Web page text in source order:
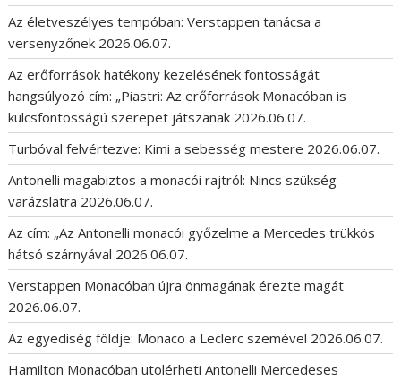
Az életveszélyes tempóban: Verstappen tanácsa a
versenyzőnek 2026.06.07.
Az erőforrások hatékony kezelésének fontosságát
hangsúlyozó cím: „Piastri: Az erőforrások Monacóban is
kulcsfontosságú szerepet játszanak 2026.06.07.
Turbóval felvértezve: Kimi a sebesség mestere 2026.06.07.
Antonelli magabiztos a monacói rajtról: Nincs szükség
varázslatra 2026.06.07.
Az cím: „Az Antonelli monacói győzelme a Mercedes trükkös
hátsó szárnyával 2026.06.07.
Verstappen Monacóban újra önmagának érezte magát
2026.06.07.
Az egyediség földje: Monaco a Leclerc szemével 2026.06.07.
Hamilton Monacóban utolérheti Antonelli Mercedeses